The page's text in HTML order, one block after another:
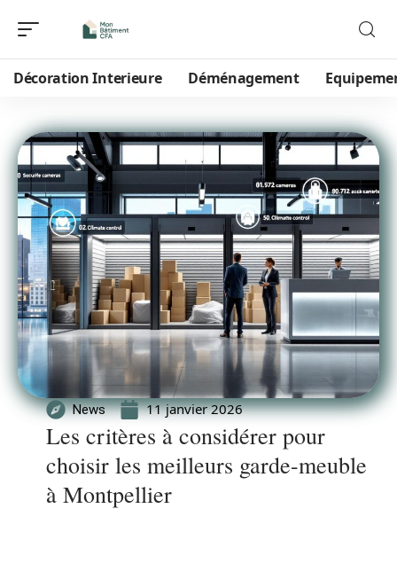
Décoration Interieure Déménagement
News 11 janvier 2026
Les critères à considérer pour
choisir les meilleurs garde-meuble
à Montpellier